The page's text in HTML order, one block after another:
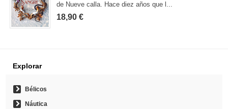
de Nueve calla. Hace diez años que l...
18,90 €
Explorar
Bélicos
Náutica